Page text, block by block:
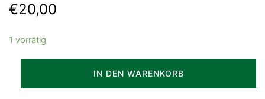
€20,00
1 vorrätig
IN DEN WARENKORB